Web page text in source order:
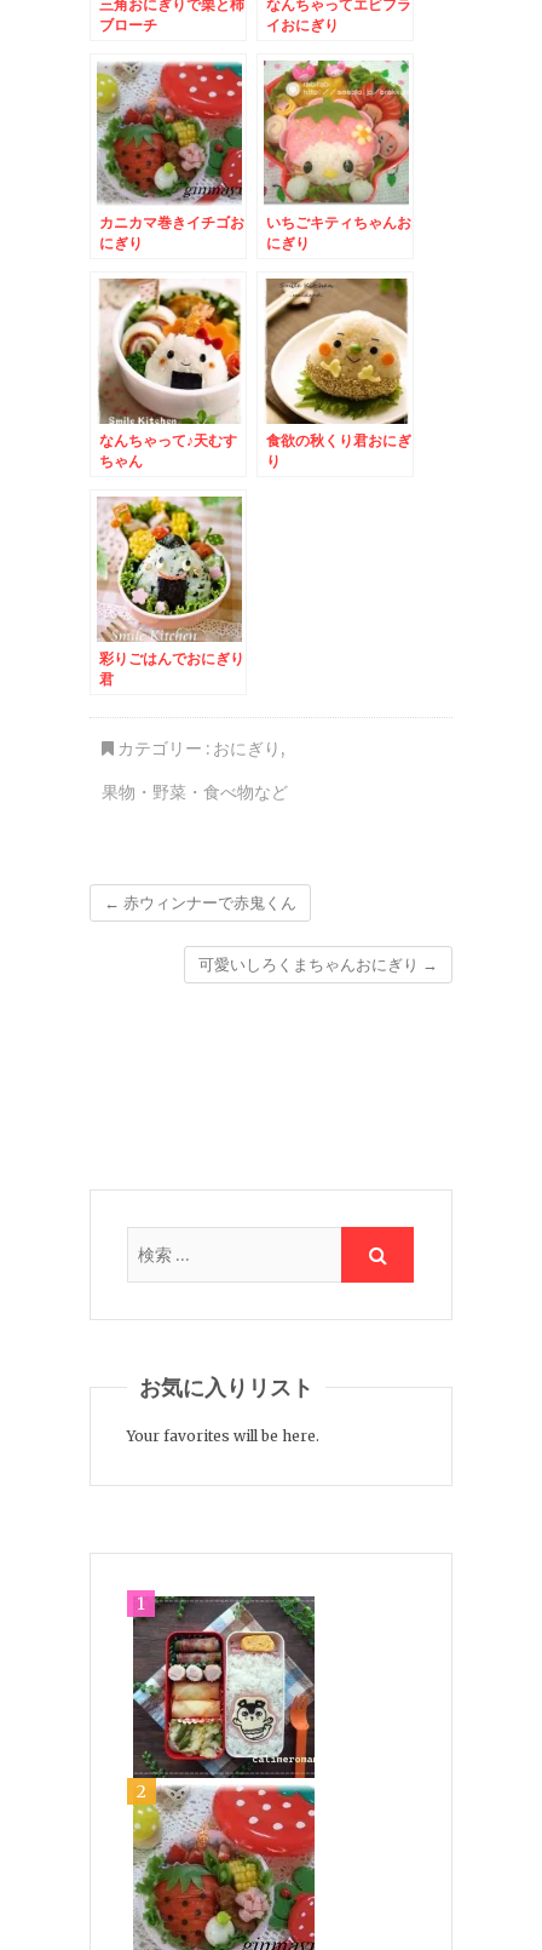
三角おにぎりで栗と柿
ブローチ
なんちゃってエビフラ
イおにぎり
カニカマ巻きイチゴお
にぎり
いちごキティちゃんお
にぎり
なんちゃって♪天むす
ちゃん
食欲の秋くり君おにぎ
り
彩りごはんでおにぎり
君
カテゴリー : おにぎり ,
果物・野菜・食べ物など
← 赤ウィンナーで赤鬼くん
可愛いしろくまちゃんおにぎり →
お気に入りリスト
Your favorites will be here.